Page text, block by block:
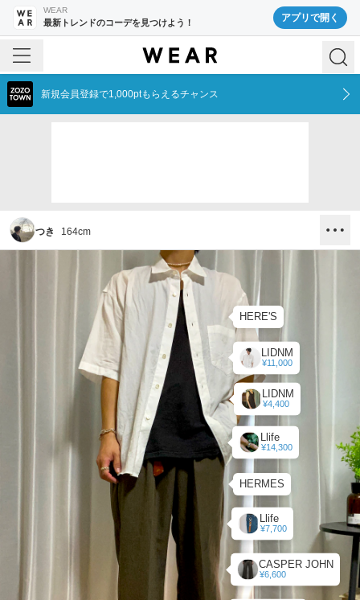
WEAR
最新トレンドのコーデを見つけよう！ アプリで開く
新規会員登録で1,000ptもらえるチャンス
つき 164cm
LIDNM
¥11,000
Llife
¥14,300
CASPER JOHN
¥6,600
HERMES
Llife
¥7,700
LIDNM
¥4,400
HERE'S